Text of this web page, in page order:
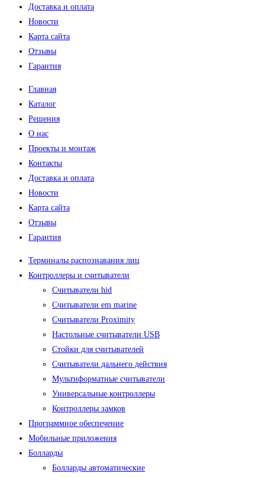
Доставка и оплата
Новости
Карта сайта
Отзывы
Гарантия
Меню
Главная
Каталог
Решения
О нас
Проекты и монтаж
Контакты
Доставка и оплата
Новости
Карта сайта
Отзывы
Гарантия
Меню
Терминалы распознавания лиц
Контроллеры и считыватели
Считыватели hid
Считыватели em marine
Считыватели Proximity
Настольные считыватели USB
Стойки для считывателей
Считыватели дальнего действия
Мультиформатные считыватели
Универсальные контроллеры
Контроллеры замков
Программное обеспечение
Мобильные приложения
Болларды
Болларды автоматические